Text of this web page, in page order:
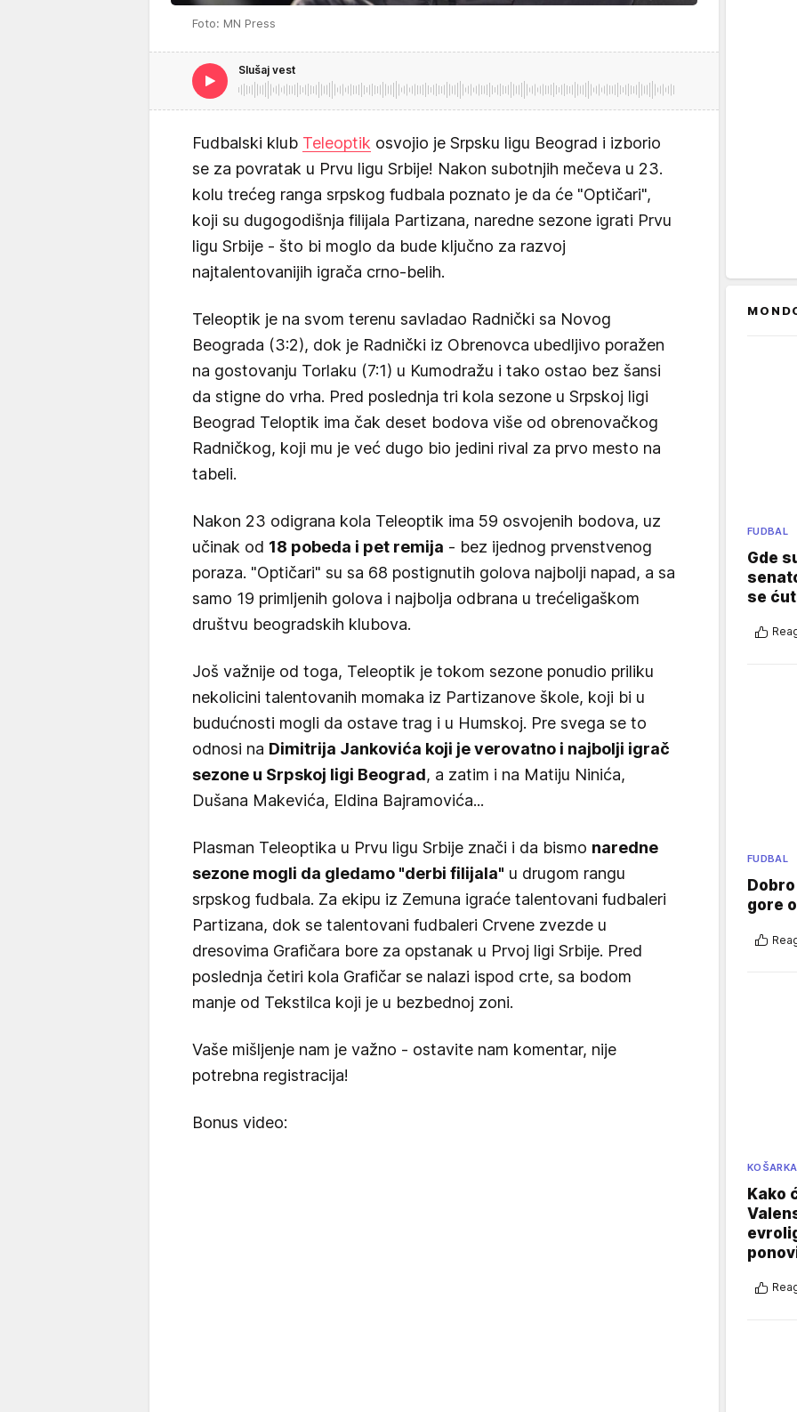
Foto: MN Press
Slušaj vest
Fudbalski klub Teleoptik osvojio je Srpsku ligu Beograd i izborio
se za povratak u Prvu ligu Srbije! Nakon subotnjih mečeva u 23.
kolu trećeg ranga srpskog fudbala poznato je da će "Optičari",
koji su dugogodišnja filijala Partizana, naredne sezone igrati Prvu
ligu Srbije - što bi moglo da bude ključno za razvoj
najtalentovanijih igrača crno-belih.
Teleoptik je na svom terenu savladao Radnički sa Novog
Beograda (3:2), dok je Radnički iz Obrenovca ubedljivo poražen
na gostovanju Torlaku (7:1) u Kumodražu i tako ostao bez šansi
da stigne do vrha. Pred poslednja tri kola sezone u Srpskoj ligi
Beograd Teloptik ima čak deset bodova više od obrenovačkog
Radničkog, koji mu je već dugo bio jedini rival za prvo mesto na
tabeli.
Nakon 23 odigrana kola Teleoptik ima 59 osvojenih bodova, uz
učinak od 18 pobeda i pet remija - bez ijednog prvenstvenog
poraza. "Optičari" su sa 68 postignutih golova najbolji napad, a sa
samo 19 primljenih golova i najbolja odbrana u trećeligaškom
društvu beogradskih klubova.
Još važnije od toga, Teleoptik je tokom sezone ponudio priliku
nekolicini talentovanih momaka iz Partizanove škole, koji bi u
budućnosti mogli da ostave trag i u Humskoj. Pre svega se to
odnosi na Dimitrija Jankovića koji je verovatno i najbolji igrač
sezone u Srpskoj ligi Beograd, a zatim i na Matiju Ninića,
Dušana Makevića, Eldina Bajramovića...
Plasman Teleoptika u Prvu ligu Srbije znači i da bismo naredne
sezone mogli da gledamo "derbi filijala" u drugom rangu
srpskog fudbala. Za ekipu iz Zemuna igraće talentovani fudbaleri
Partizana, dok se talentovani fudbaleri Crvene zvezde u
dresovima Grafičara bore za opstanak u Prvoj ligi Srbije. Pred
poslednja četiri kola Grafičar se nalazi ispod crte, sa bodom
manje od Tekstilca koji je u bezbednoj zoni.
Vaše mišljenje nam je važno - ostavite nam komentar, nije
potrebna registracija!
Bonus video:
FUDBAL
Gde
se
FUDBAL
gore
KOŠARKA
Kako